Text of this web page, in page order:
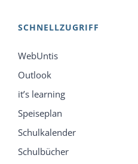
SCHNELLZUGRIFF
WebUntis
Outlook
it’s learning
Speiseplan
Schulkalender
Schulbücher